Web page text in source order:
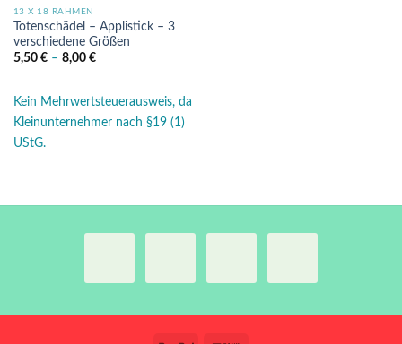
13 X 18 RAHMEN
Totenschädel – Applistick – 3
verschiedene Größen
5,50 €– 8,00 €
Kein Mehrwertsteuerausweis, da
Kleinunternehmer nach §19 (1)
UStG.